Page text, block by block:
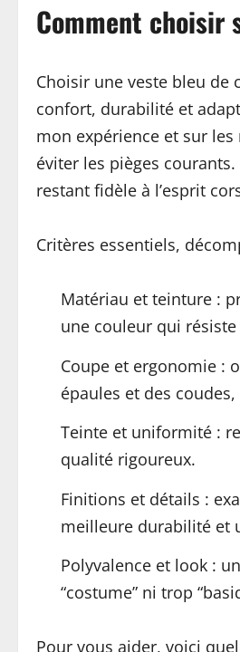
Comment choisir
Choisir une veste bleu
confort, durabilité et
mon expérience et sur
éviter les pièges
restant fidèle à l’esprit
Critères essentiels,
Matériau et teinture :
une couleur qui
Coupe et ergonomie :
épaules et des
Teinte et uniformité :
qualité rigoureux.
Finitions et détails :
meilleure durabilité et
Polyvalence et look :
“costume” ni trop
Pour vous aider, voici